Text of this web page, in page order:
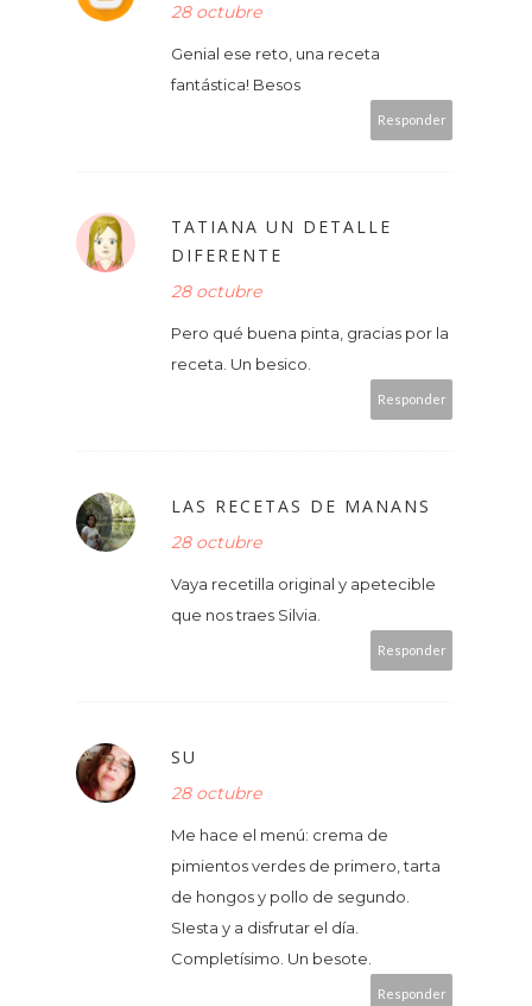
28 octubre
Genial ese reto, una receta
fantástica! Besos
Responder
TATIANA UN DETALLE
DIFERENTE
28 octubre
Pero qué buena pinta, gracias por la
receta. Un besico.
Responder
LAS RECETAS DE MANANS
28 octubre
Vaya recetilla original y apetecible
que nos traes Silvia.
Responder
SU
28 octubre
Me hace el menú: crema de
pimientos verdes de primero, tarta
de hongos y pollo de segundo.
SIesta y a disfrutar el día.
Completísimo. Un besote.
Responder